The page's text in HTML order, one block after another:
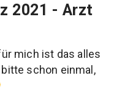
2021 - Arzt
mich ist das alles
schon einmal,